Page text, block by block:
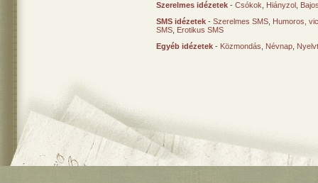
Szerelmes idézetek - Csókok Hiányzol
SMS idézetek - Szerelmes SMS Humoros,
SMS Erotikus SMS
Egyéb idézetek - Közmondás Névnap